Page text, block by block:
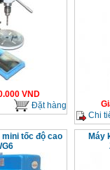
VND
Đặt hàng
Chi
mini tốc độ cao
Máy